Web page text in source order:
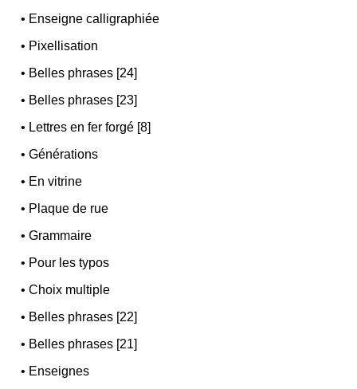
• Enseigne calligraphiée
• Pixellisation
• Belles phrases [24]
• Belles phrases [23]
• Lettres en fer forgé [8]
•Générations
• En vitrine
• Plaque de rue
•Grammaire
• Pour les typos
•Choix multiple
• Belles phrases [22]
• Belles phrases [21]
• Enseignes